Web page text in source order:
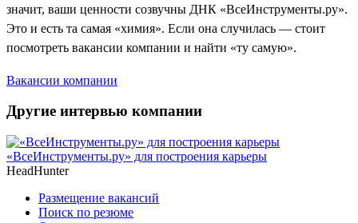
значит, ваши ценности созвучны ДНК «ВсеИнструменты.ру».
Это и есть та самая «химия». Если она случилась — стоит
посмотреть вакансии компании и найти «ту самую».
Вакансии компании
Другие интервью компании
«ВсеИнструменты.ру» для построения карьеры
HeadHunter
Размещение вакансий
Поиск по резюме